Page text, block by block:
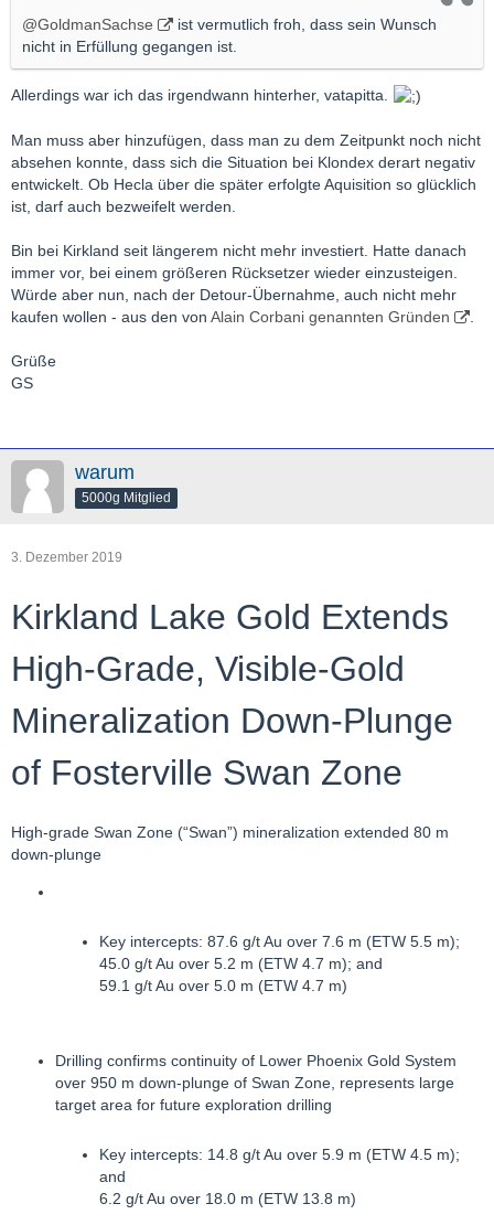
@GoldmanSachse
ist vermutlich froh, dass sein Wunsch
nicht in Erfüllung gegangen ist.
Allerdings war ich das irgendwann hinterher, vatapitta.
Man muss aber hinzufügen, dass man zu dem Zeitpunkt noch nicht
absehen konnte, dass sich die Situation bei Klondex derart negativ
entwickelt. Ob Hecla über die später erfolgte Aquisition so glücklich
ist, darf auch bezweifelt werden.
Bin bei Kirkland seit längerem nicht mehr investiert. Hatte danach
immer vor, bei einem größeren Rücksetzer wieder einzusteigen.
Würde aber nun, nach der Detour-Übernahme, auch nicht mehr
kaufen wollen - aus den von Alain Corbani genannten Gründen .
Grüße
GS
warum
5000g Mitglied
3. Dezember 2019
Kirkland Lake Gold Extends
High-Grade, Visible-Gold
Mineralization Down-Plunge
of Fosterville Swan Zone
High-grade Swan Zone (“Swan”) mineralization extended 80 m
down-plunge
Key intercepts: 87.6 g/t Au over 7.6 m (ETW 5.5 m);
45.0 g/t Au over 5.2 m (ETW 4.7 m); and
59.1 g/t Au over 5.0 m (ETW 4.7 m)
Drilling confirms continuity of Lower Phoenix Gold System
over 950 m down-plunge of Swan Zone, represents large
target area for future exploration drilling
Key intercepts: 14.8 g/t Au over 5.9 m (ETW 4.5 m);
and
6.2 g/t Au over 18.0 m (ETW 13.8 m)